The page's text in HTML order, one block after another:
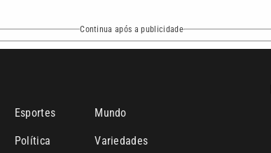
Continua após a publicidade
Esportes Mundo
Política Variedades